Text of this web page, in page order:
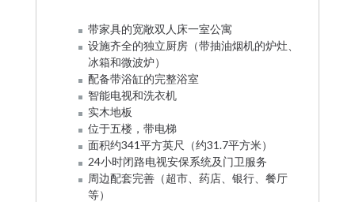
带家具的宽敞双人床一室公寓
设施齐全的独立厨房（带抽油烟机的炉灶、
冰箱和微波炉）
配备带浴缸的完整浴室
智能电视和洗衣机
实木地板
位于五楼，带电梯
面积约341平方英尺（约31.7平方米）
24小时闭路电视安保系统及门卫服务
周边配套完善（超市、药店、银行、餐厅
等）